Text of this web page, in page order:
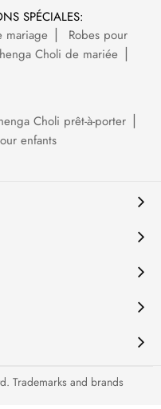
SPÉCIALES:
mariage
Robes pour
Choli de mariée
Choli prêt-à-porter
enfants
Trademarks and brands